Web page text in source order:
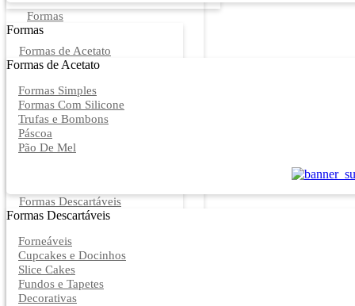
Formas
Formas
Formas de Acetato
Formas de Acetato
Formas Simples
Formas Com Silicone
Trufas e Bombons
Páscoa
Pão De Mel
Formas Descartáveis
Formas Descartáveis
Forneáveis
Cupcakes e Docinhos
Slice Cakes
Fundos e Tapetes
Decorativas